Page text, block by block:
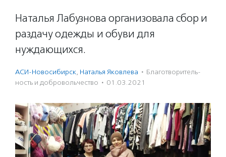
Наталья Лабузнова организовала сбор и
раздачу одежды и обуви для
нуждающихся.
АСИ-Новосибирск, Наталья Яковлева · Благотвори­тель­
ность и доброволь­чест­во · 01.03.2021